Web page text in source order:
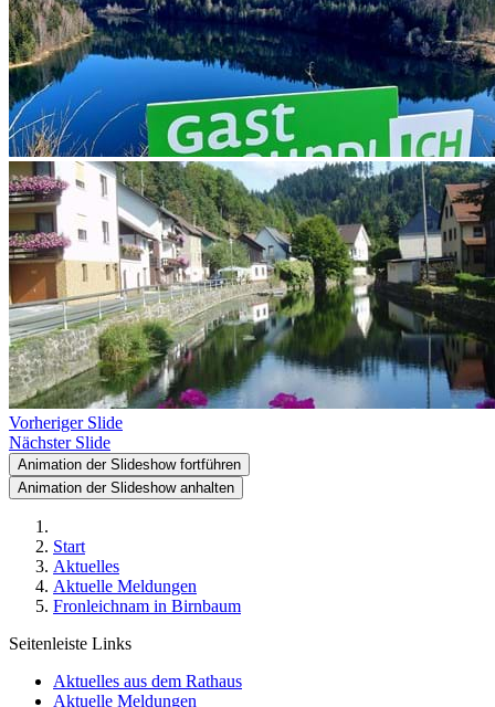
Vorheriger Slide
Nächster Slide
Animation der Slideshow fortführen
Animation der Slideshow anhalten
Start
Aktuelles
Aktuelle Meldungen
Fronleichnam in Birnbaum
Seitenleiste Links
Aktuelles aus dem Rathaus
Aktuelle Meldungen